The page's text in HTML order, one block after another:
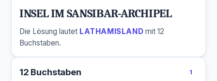
INSEL IM SANSIBAR-ARCHIPEL
Die Lösung lautet LATHAMISLAND mit 12
Buchstaben.
12 Buchstaben 1